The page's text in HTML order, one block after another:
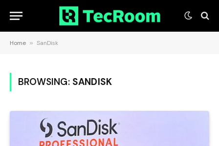
Home » SanDisk
BROWSING: SANDISK